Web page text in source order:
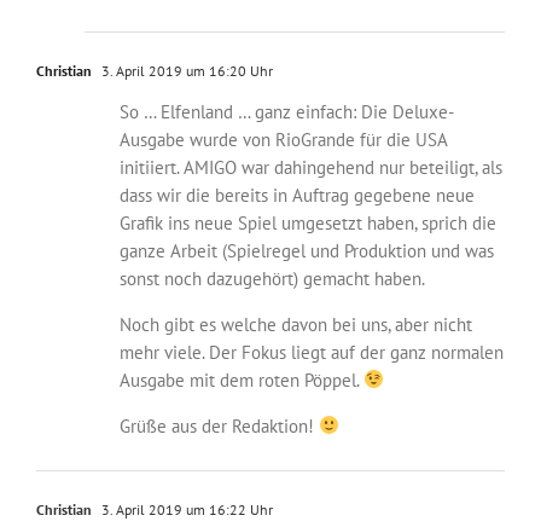
Christian 3. April 2019 um 16:20 Uhr
So … Elfenland … ganz einfach: Die Deluxe-
Ausgabe wurde von RioGrande für die USA
initiiert. AMIGO war dahingehend nur beteiligt, als
dass wir die bereits in Auftrag gegebene neue
Grafik ins neue Spiel umgesetzt haben, sprich die
ganze Arbeit (Spielregel und Produktion und was
sonst noch dazugehört) gemacht haben.
Noch gibt es welche davon bei uns, aber nicht
mehr viele. Der Fokus liegt auf der ganz normalen
Ausgabe mit dem roten Pöppel.
Grüße aus der Redaktion!
Christian 3. April 2019 um 16:22 Uhr